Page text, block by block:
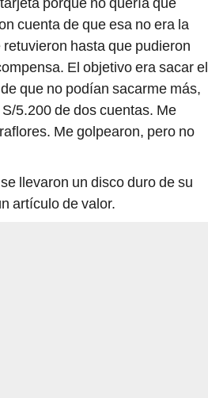
cuenta de que esa no era la
hasta que pudieron
El objetivo era sacar el
que no podían sacarme más,
5.200 de dos cuentas. Me
Me golpearon, pero no
llevaron un disco duro de su
artículo de valor.